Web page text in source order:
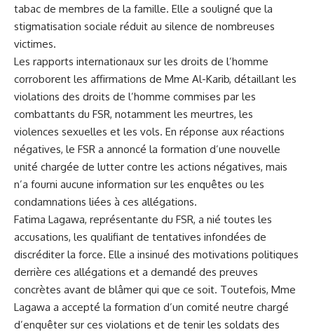
tabac de membres de la famille. Elle a souligné ‌que ​la
stigmatisation sociale réduit au silence de nombreuses
victimes.
Les rapports ⁣internationaux‍ sur les droits ‌de l’homme
corroborent les affirmations de‌ Mme Al-Karib, détaillant les
violations des droits de l’homme commises par les⁢
combattants du FSR, notamment les meurtres, les
violences sexuelles et les vols. En ‌réponse aux réactions
négatives,⁢ le FSR a annoncé la formation d’une nouvelle
unité chargée ⁢de lutter contre les actions négatives, mais
n’a fourni aucune information sur les enquêtes ou les
condamnations liées‌ à ces​ allégations.
Fatima Lagawa, représentante du FSR, a nié toutes ⁣les
accusations, les qualifiant de tentatives infondées de
discréditer la ⁣force. ‌Elle a insinué des motivations politiques
derrière ces ​allégations ⁣et a ‍demandé des preuves
concrètes avant de blâmer qui que ce soit. Toutefois, Mme
‌Lagawa‍ a accepté la formation d’un‌ comité​ neutre chargé
d’enquêter sur ces violations ‌et de tenir les soldats des